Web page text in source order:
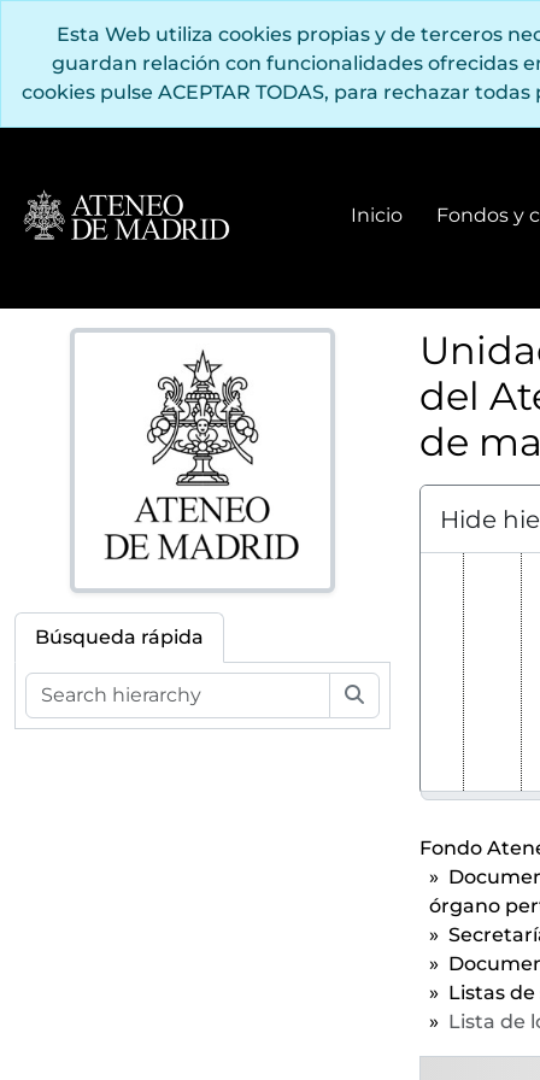
Esta Web utiliza cookies propias y de terceros
guardan relación con funcionalidades ofrecidas
cookies pulse ACEPTAR TODAS, para rechazar
Inicio Fondos y
Búsqueda rápida
del
de
Hide
Fondo
órgano
Listas de
Lista de